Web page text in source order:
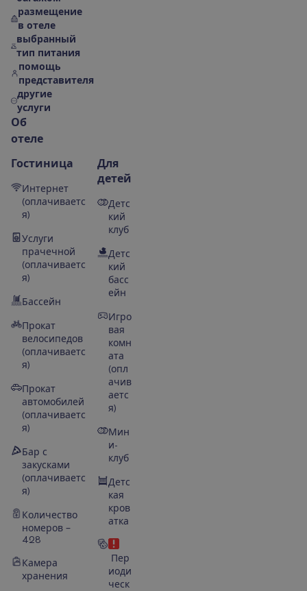
размещение
в отеле
выбранный
тип питания
помощь
представителя
другие
услуги
Об
отеле
Гостиница
Интернет
(оплачиваетс
я)
Услуги
прачечной
(оплачиваетс
я)
Бассейн
Прокат
велосипедов
(оплачиваетс
я)
Прокат
автомобилей
(оплачиваетс
я)
Бар с
закусками
(оплачиваетс
я)
Количество
номеров –
428
Камера
хранения
Для
детей
Детс
кий
клуб
Детс
кий
басс
ейн
Игро
вая
комн
ата
(опл
ачив
аетс
я)
Мин
и-
клуб
Детс
кая
кров
атка
Пер
иоди
ческ